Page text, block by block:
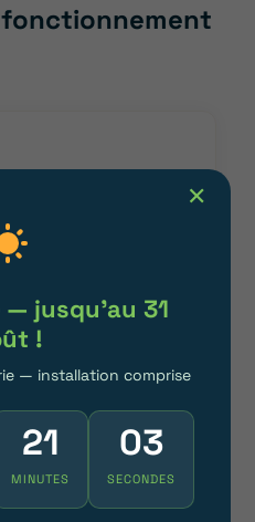
À VOS
à la réalisation
pour un
est
continue,
✕
jusqu'au 31
!
— installation comprise
20
MINUTES
59
SECONDES